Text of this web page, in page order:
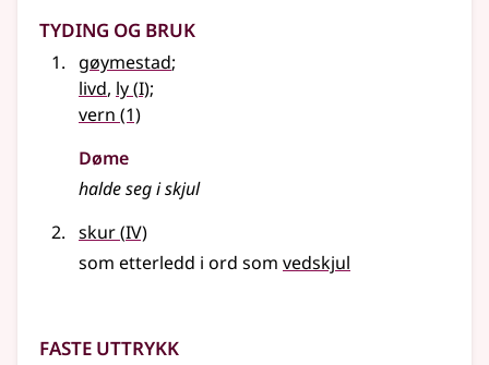
Tyding og bruk
gøymestad;
livd, ly(1
I);
vern (1)
Døme
halde seg iskjul
skur(4
IV)
som etterledd i ord som vedskjul
Faste uttrykk